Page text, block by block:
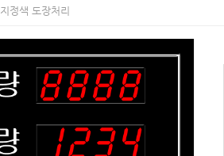
지정색 도장처리